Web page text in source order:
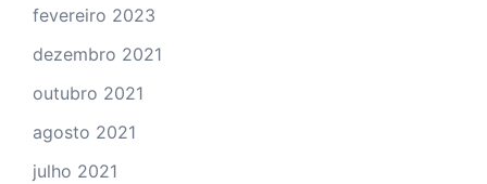
fevereiro 2023
dezembro 2021
outubro 2021
agosto 2021
julho 2021